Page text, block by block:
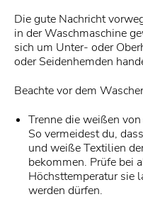
Die gute Nachricht
in der Waschmaschine
sich um Unter- oder
oder Seidenhemden
Beachte vor dem
Trenne die weißen
So vermeidest du,
und weiße Textilien
bekommen. Prüfe bei
Höchsttemperatur sie
werden dürfen.